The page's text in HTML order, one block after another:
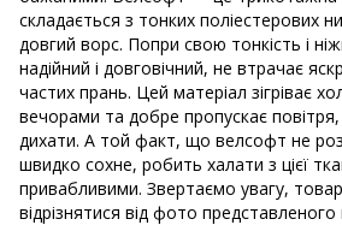
складається з тонких поліестерових
довгий ворс. Попри свою тонкість і
надійний і довговічний, не втрачає
частих прань. Цей матеріал зігріває
вечорами та добре пропускає
дихати. А той факт, що велсофт не
швидко сохне, робить халати з цієї
привабливими. Звертаємо увагу,
відрізнятися від фото представленого